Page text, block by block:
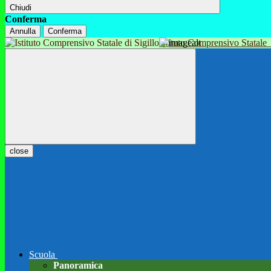
Chiudi
Conferma
Annulla Conferma
Istituto Comprensivo Statale
close
Scuola
Panoramica